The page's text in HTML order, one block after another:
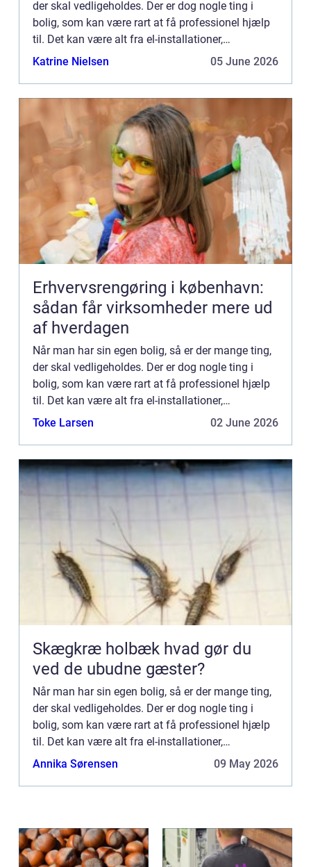
der skal vedligeholdes. Der er dog nogle ting i
bolig, som kan være rart at få professionel hjælp
til. Det kan være alt fra el-installationer,
havearbejde og til VV...
Katrine Nielsen 05 June 2026
Erhvervsrengøring i københavn:
sådan får virksomheder mere ud
af hverdagen
Når man har sin egen bolig, så er der mange ting,
der skal vedligeholdes. Der er dog nogle ting i
bolig, som kan være rart at få professionel hjælp
til. Det kan være alt fra el-installationer,
havearbejde og til VV...
Toke Larsen 02 June 2026
Skægkræ holbæk hvad gør du
ved de ubudne gæster?
Når man har sin egen bolig, så er der mange ting,
der skal vedligeholdes. Der er dog nogle ting i
bolig, som kan være rart at få professionel hjælp
til. Det kan være alt fra el-installationer,
havearbejde og til VV...
Annika Sørensen 09 May 2026